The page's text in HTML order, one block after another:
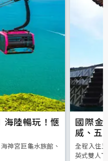
海陸暢玩！愜
神宮巨龜水族館、
國際金
威、五
全程入住
英式雙人